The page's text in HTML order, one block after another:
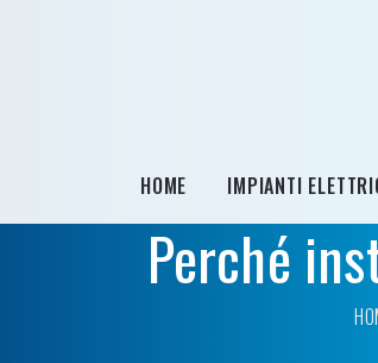
HOME IMPIANTI
Perché